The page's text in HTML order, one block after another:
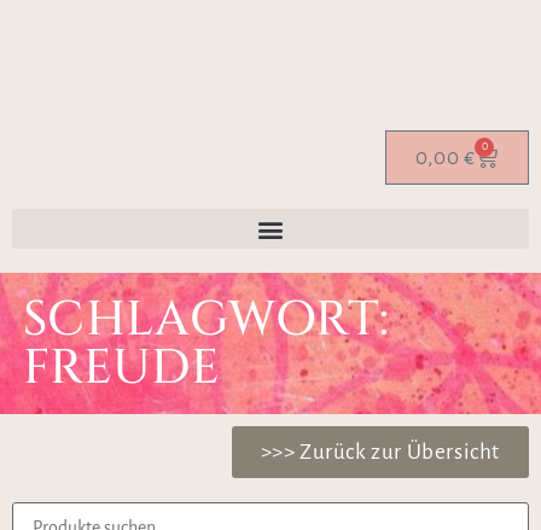
0,00 € 0
SCHLAGWORT:
FREUDE
>>> Zurück zur Übersicht